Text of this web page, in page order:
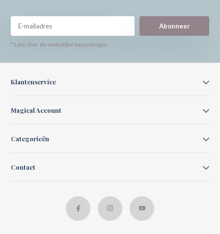
Abonneer
* Lees hier de wettelijke beperkingen
Klantenservice
Magical Account
Categorieën
Contact